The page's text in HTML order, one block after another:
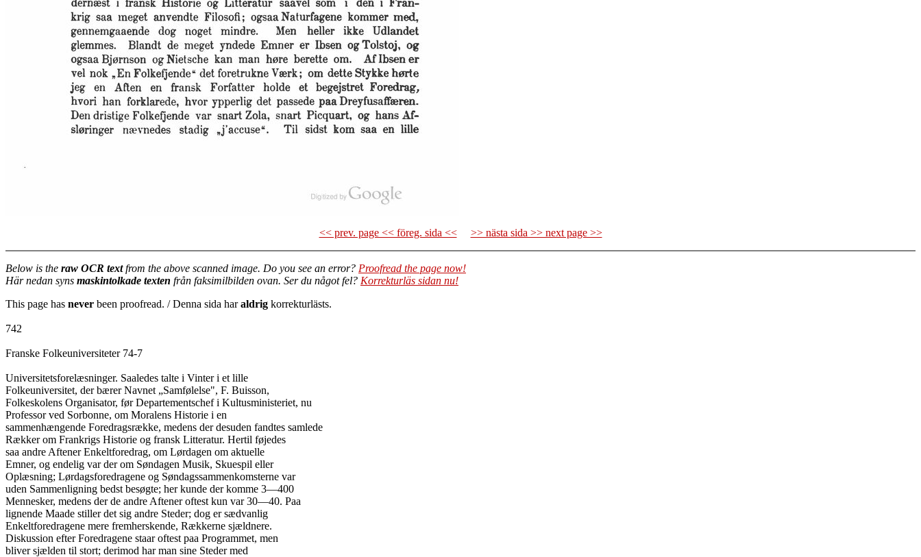
<< prev. page << föreg. sida << >> nästa sida >> next page >>
Below is the raw OCR textfrom the above scanned image. Do you see an error? Proofread the page now!
Här nedan syns maskintolkade texten från faksimilbilden ovan. Ser du något fel? Korrekturläs sidan nu!
This page has never been proofread. / Denna sida haraldrig korrekturlästs.
742
Franske Folkeuniversiteter 74-7
Universitetsforelæsninger. Saaledes talte i Vinter i et lille
Folkeuniversitet, der bærer Navnet „Samfølelse", F. Buisson,
Folkeskolens Organisator, før Departementschef i Kultusministeriet, nu
Professor ved Sorbonne, om Moralens Historie i en
sammenhængende Foredragsrække, medens der desuden fandtes samlede
Rækker om Frankrigs Historie og fransk Litteratur. Hertil føjedes
saa andre Aftener Enkeltforedrag, om Lørdagen om aktuelle
Emner, og endelig var der om Søndagen Musik, Skuespil eller
Oplæsning; Lørdagsforedragene og Søndagssammenkomsterne var
uden Sammenligning bedst besøgte; her kunde der komme 3—400
Mennesker, medens der de andre Aftener oftest kun var 30—40. Paa
lignende Maade stiller det sig andre Steder; dog er sædvanlig
Enkeltforedragene mere fremherskende, Rækkerne sjældnere.
Diskussion efter Foredragene staar oftest paa Programmet, men
bliver sjælden til stort; derimod har man sine Steder med